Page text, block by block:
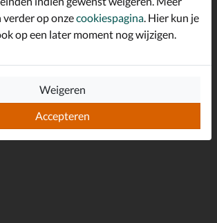
verder op onzecookiespagina . Hier kun je
op een later moment nog wijzigen.
Accepteren
Weigeren